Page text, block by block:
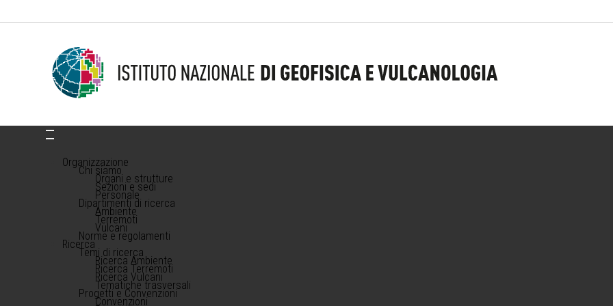
Organizzazione
Chi siamo
Organi e strutture
Sezioni e sedi
Personale
Dipartimenti di ricerca
Ambiente
Terremoti
Vulcani
Norme e regolamenti
Ricerca
Temi di ricerca
Ricerca Ambiente
Ricerca Terremoti
Ricerca Vulcani
Tematiche trasversali
Progetti e Convenzioni
Convenzioni